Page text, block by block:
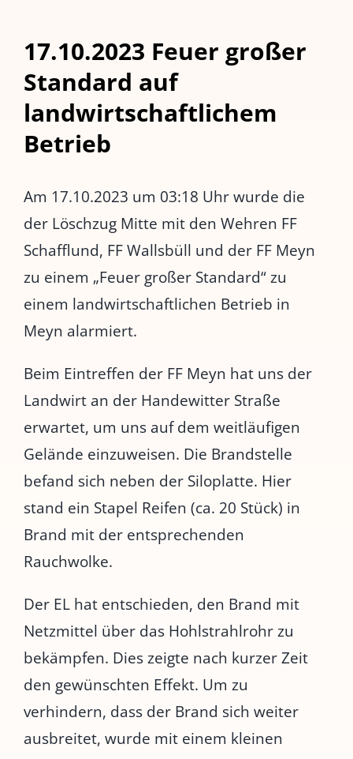
17.10.2023 Feuer großer
Standard auf
landwirtschaftlichem
Betrieb
Am 17.10.2023 um 03:18 Uhr wurde die
der Löschzug Mitte mit den Wehren FF
Schafflund, FF Wallsbüll und der FF Meyn
zu einem „Feuer großer Standard“ zu
einem landwirtschaftlichen Betrieb in
Meyn alarmiert.
Beim Eintreffen der FF Meyn hat uns der
Landwirt an der Handewitter Straße
erwartet, um uns auf dem weitläufigen
Gelände einzuweisen. Die Brandstelle
befand sich neben der Siloplatte. Hier
stand ein Stapel Reifen (ca. 20 Stück) in
Brand mit der entsprechenden
Rauchwolke.
Der EL hat entschieden, den Brand mit
Netzmittel über das Hohlstrahlrohr zu
bekämpfen. Dies zeigte nach kurzer Zeit
den gewünschten Effekt. Um zu
verhindern, dass der Brand sich weiter
ausbreitet, wurde mit einem kleinen